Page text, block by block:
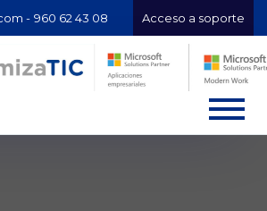
- 960 62 43 08 Acceso a soporte